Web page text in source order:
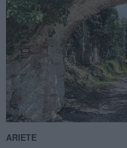
ARIETE